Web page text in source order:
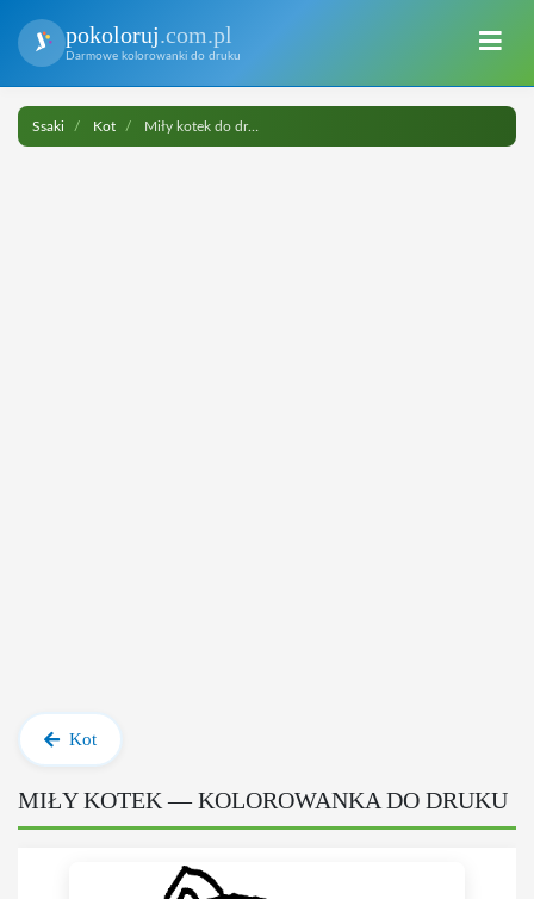
pokoloruj.com.pl
Darmowe kolorowanki do druku
Ssaki Kot Miły kotek do druku
Kot
MIŁY KOTEK — KOLOROWANKA DO DRUKU